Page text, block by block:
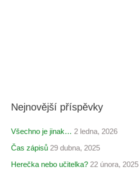
Nejnovější příspěvky
Všechno je jinak… 2 ledna, 2026
Čas zápisů 29 dubna, 2025
Herečka nebo učitelka? 22 února, 2025